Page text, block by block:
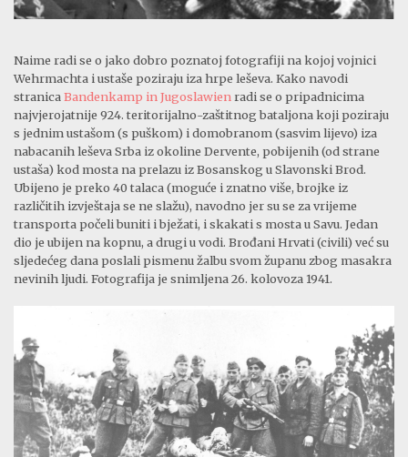
Naime radi se o jako dobro poznatoj fotografiji na kojoj vojnici
Wehrmachta i ustaše poziraju iza hrpe leševa. Kako navodi
stranica Bandenkamp in Jugoslawien radi se o pripadnicima
najvjerojatnije 924. teritorijalno-zaštitnog bataljona koji poziraju
s jednim ustašom (s puškom) i domobranom (sasvim lijevo) iza
nabacanih leševa Srba iz okoline Dervente, pobijenih (od strane
ustaša) kod mosta na prelazu iz Bosanskog u Slavonski Brod.
Ubijeno je preko 40 talaca (moguće i znatno više, brojke iz
različitih izvještaja se ne slažu), navodno jer su se za vrijeme
transporta počeli buniti i bježati, i skakati s mosta u Savu. Jedan
dio je ubijen na kopnu, a drugi u vodi. Brođani Hrvati (civili) već su
sljedećeg dana poslali pismenu žalbu svom županu zbog masakra
nevinih ljudi. Fotografija je snimljena 26. kolovoza 1941.